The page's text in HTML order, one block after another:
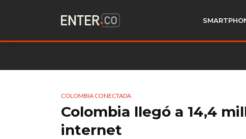
COLOMBIA CONECTADA
Colombia llegó a 14,4
internet